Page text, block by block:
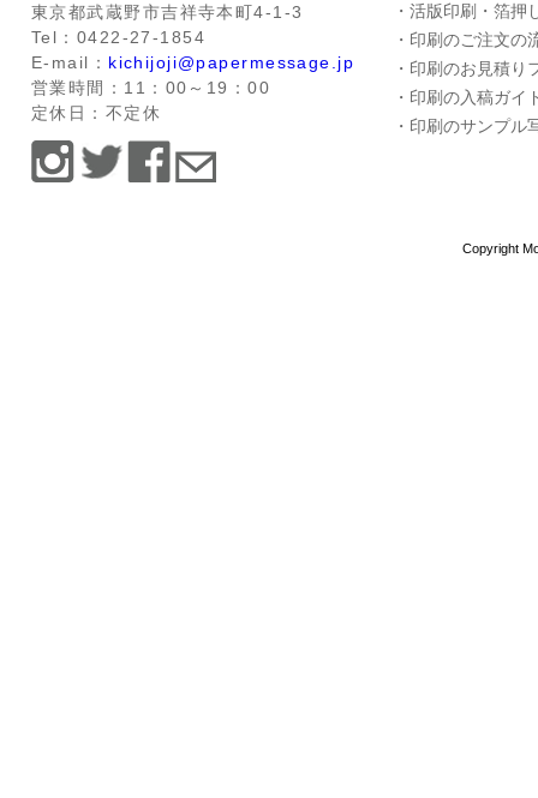
東京都武蔵野市吉祥寺本町4-1-3
Tel：0422-27-1854
E-mail： kichijoji@papermessage.jp
営業時間：11：00～19：00
定休日：不定休
・活版印刷・箔押
・印刷のご注文の
・印刷のお見積り
・印刷の入稿ガイ
・印刷のサンプル
Copyright